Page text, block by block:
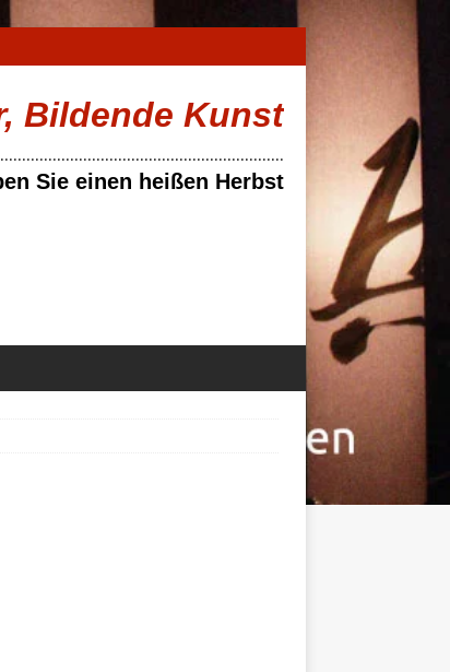
Bildende Kunst
Sie einen heißen Herbst